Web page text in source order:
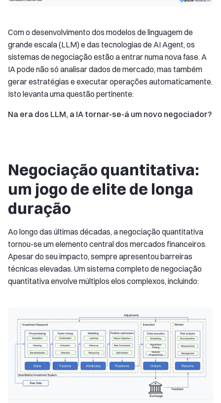
Com o desenvolvimento dos modelos de linguagem de
grande escala (LLM) e das tecnologias de AI Agent, os
sistemas de negociação estão a entrar numa nova fase. A
IA pode não só analisar dados de mercado, mas também
gerar estratégias e executar operações automaticamente.
Isto levanta uma questão pertinente:
Na era dos LLM, a IA tornar-se-á um novo negociador?
Negociação quantitativa:
um jogo de elite de longa
duração
Ao longo das últimas décadas, a negociação quantitativa
tornou-se um elemento central dos mercados financeiros.
Apesar do seu impacto, sempre apresentou barreiras
técnicas elevadas. Um sistema completo de negociação
quantitativa envolve múltiplos elos complexos, incluindo: